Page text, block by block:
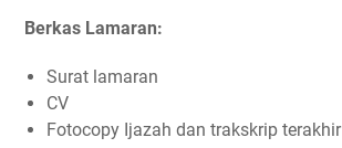
Berkas Lamaran:
Surat lamaran
CV
Fotocopy Ijazah dan trakskrip terakhir